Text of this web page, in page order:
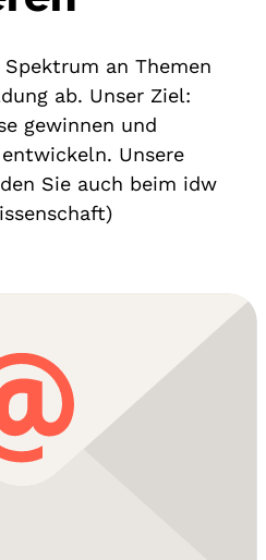
an Themen
ab. Unser Ziel:
gewinnen und
Unsere
Sie auch beim idw